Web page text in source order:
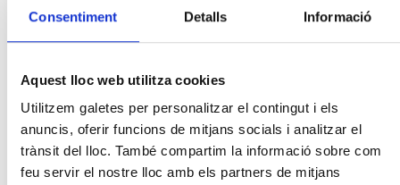
Consentiment Detalls Informació
Aquest lloc web utilitza cookies
Utilitzem galetes per personalitzar el contingut i els
anuncis, oferir funcions de mitjans socials i analitzar el
trànsit del lloc. També compartim la informació sobre com
feu servir el nostre lloc amb els partners de mitjans
Vallés Occidental